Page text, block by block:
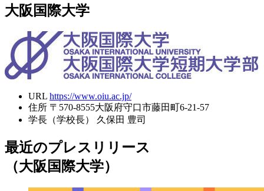
大阪国際大学
URL https://www.oiu.ac.jp/
住所 〒570-8555大阪府守口市藤田町6-21-57
学長（学校長）
久保田 豊司
最近のプレスリリース
（大阪国際大学）